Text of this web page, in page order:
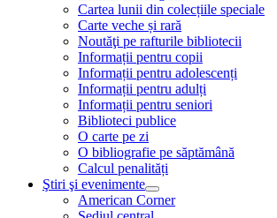
Cartea lunii din colecțiile speciale
Carte veche și rară
Noutăţi pe rafturile bibliotecii
Informații pentru copii
Informații pentru adolescenți
Informații pentru adulți
Informații pentru seniori
Biblioteci publice
O carte pe zi
O bibliografie pe săptămână
Calcul penalități
Ştiri şi evenimente
American Corner